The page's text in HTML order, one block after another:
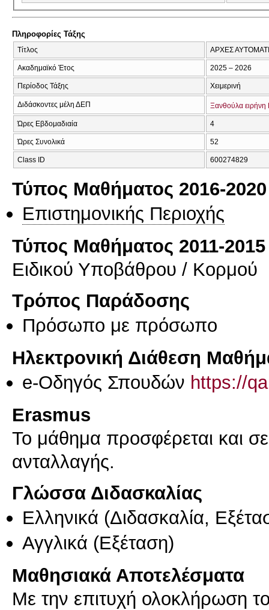
Πληροφορίες Τάξης
Τίτλος ΑΡΧΕΣ
Ακαδημαϊκό Έτος 2025 – 2026
Περίοδος Τάξης Χειμερινή
Διδάσκοντες μέλη ΔΕΠ Ξανθούλα ειρήνη
Ώρες Εβδομαδιαία 4
Ώρες Συνολικά 52
Class ID 600274829
Τύπος Μαθήματος 2016-2020
Επιστημονικής Περιοχής
Τύπος Μαθήματος 2011-2015
Ειδικού Υποβάθρου / Κορμού
Τρόπος Παράδοσης
Πρόσωπο με πρόσωπο
Ηλεκτρονική Διάθεση
e-Οδηγός Σπουδών https://
Erasmus
Το μάθημα προσφέρεται και
ανταλλαγής.
Γλώσσα Διδασκαλίας
Ελληνικά (Διδασκαλία,
Αγγλικά (Εξέταση)
Μαθησιακά Αποτελέσματα
Με την επιτυχή ολοκλήρωση